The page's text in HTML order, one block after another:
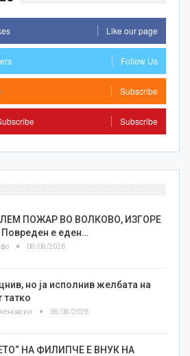
Like our page
Follow Us
Subscribe
Subscribe
ПОЖАР ВО ВОЛКОВО, ИЗГОРЕ
е еден…
08/08/2026
но ја исполнив желбата на
татко
08/08/2026
НА ФИЛИПЧЕ Е ВНУК НА